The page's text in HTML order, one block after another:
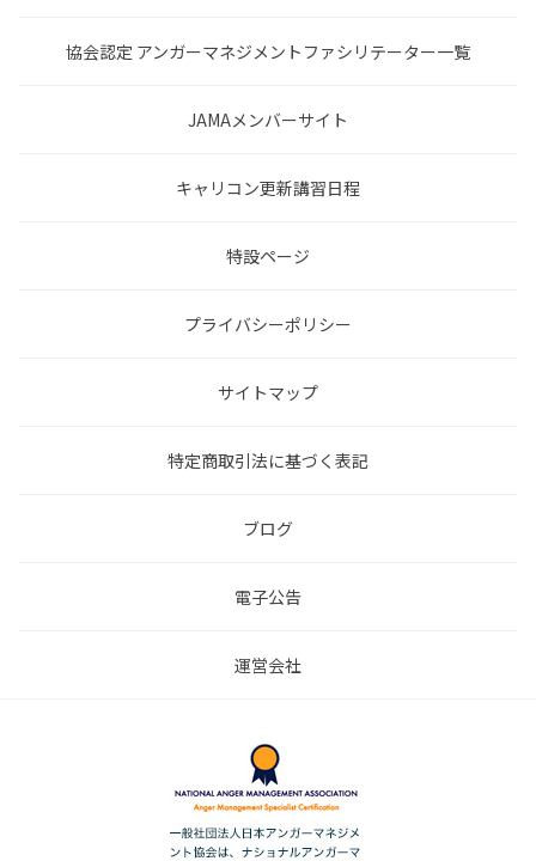
協会認定 アンガーマネジメントファシリテーター一覧
JAMAメンバーサイト
キャリコン更新講習日程
特設ページ
プライバシーポリシー
サイトマップ
特定商取引法に基づく表記
ブログ
電子公告
運営会社